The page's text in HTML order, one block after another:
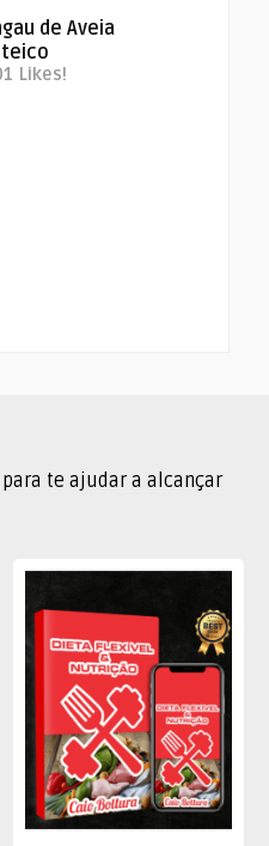
de Aveia
Likes!
te ajudar a alcançar